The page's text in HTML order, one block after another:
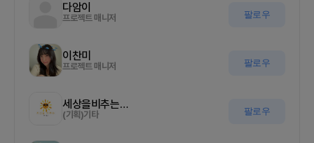
다암이
프로젝트 매니저 팔로우
이찬미
프로젝트 매니저 팔로우
세상을비추는올기자
(기획)기타 팔로우